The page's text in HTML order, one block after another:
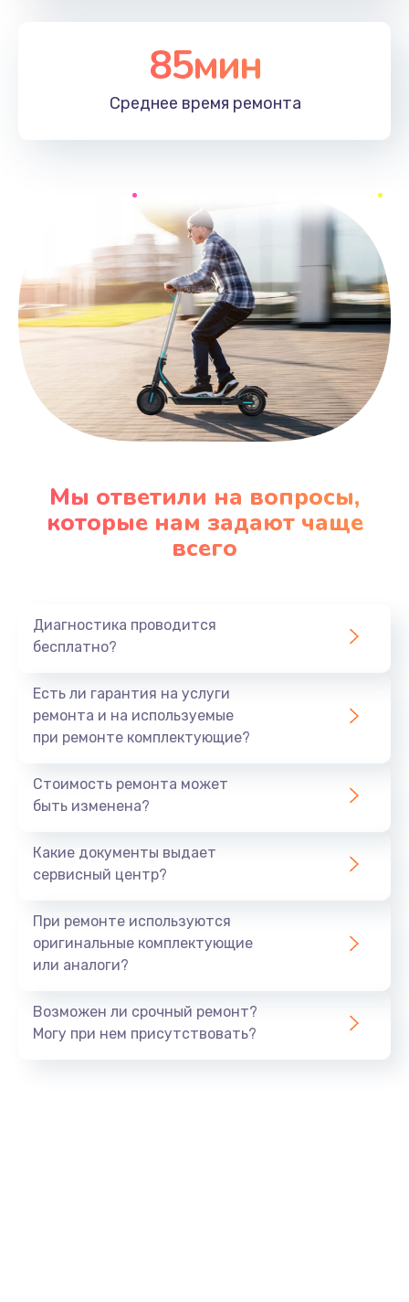
85мин
Среднее время ремонта
Мы ответили на вопросы,
которые нам задают чаще
всего
Диагностика проводится
бесплатно?
Есть ли гарантия на услуги
ремонта и на используемые
при ремонте комплектующие?
Стоимость ремонта может
быть изменена?
Какие документы выдает
сервисный центр?
При ремонте используются
оригинальные комплектующие
или аналоги?
Возможен ли срочный ремонт?
Могу при нем присутствовать?